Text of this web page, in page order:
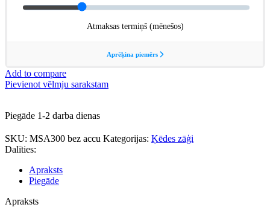
Add to compare
Pievienot vēlmju sarakstam
Piegāde 1-2 darba dienas
SKU: MSA300 bez accu Kategorijas: Ķēdes zāģi
Dalīties:
Apraksts
Piegāde
Apraksts